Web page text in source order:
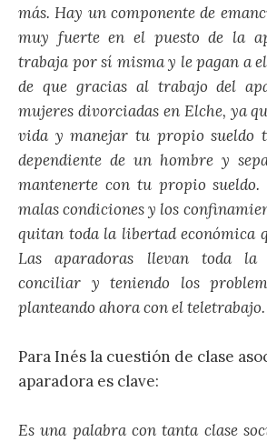
más. Hay un componente de
muy fuerte en el puesto de la
trabaja por sí misma y le pagan a
de que gracias al trabajo del
mujeres divorciadas en Elche, ya
vida y manejar tu propio sueldo
dependiente de un hombre y
mantenerte con tu propio sueldo.
malas condiciones y los
quitan toda la libertad económica
Las aparadoras llevan toda la
conciliar y teniendo los
planteando ahora con el teletrabajo.
Para Inés la cuestión de clase
aparadora es clave:
Es una palabra con tanta clase